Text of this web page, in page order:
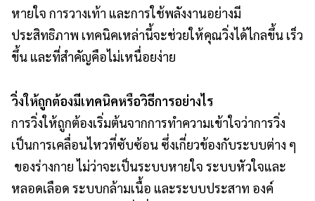
หายใจ การวางเท้า และการใช้พลังงานอย่างมี
ประสิทธิภาพ เทคนิคเหล่านี้จะช่วยให้คุณวิ่งได้ไกลขึ้น เร็ว
ขึ้น และที่สำคัญคือไม่เหนื่อยง่าย
วิ่งให้ถูกต้องมีเทคนิคหรือวิธีการอย่างไร
การวิ่งให้ถูกต้องเริ่มต้นจากการทำความเข้าใจว่าการวิ่ง
เป็นการเคลื่อนไหวที่ซับซ้อน ซึ่งเกี่ยวข้องกับระบบต่าง ๆ
ของร่างกาย ไม่ว่าจะเป็นระบบหายใจ ระบบหัวใจและ
หลอดเลือด ระบบกล้ามเนื้อ และระบบประสาท องค์